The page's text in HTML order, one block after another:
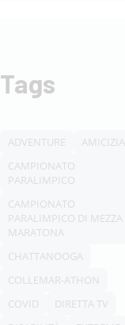
Tags
ADVENTURE
AMICIZIA
CAMPIONATO
PARALIMPICO
CAMPIONATO
PARALIMPICO DI MEZZA
MARATONA
CHATTANOOGA
COLLEMAR-ATHON
COVID
DIRETTA TV